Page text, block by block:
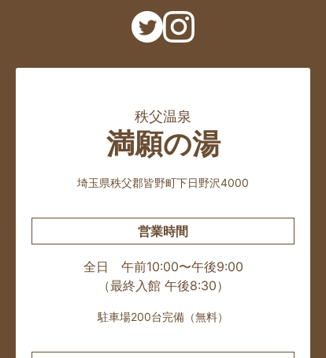
秩父温泉
満願の湯
埼玉県秩父郡皆野町下日野沢4000
営業時間
全日 午前10:00〜午後9:00
（最終入館 午後8:30）
駐車場200台完備（無料）